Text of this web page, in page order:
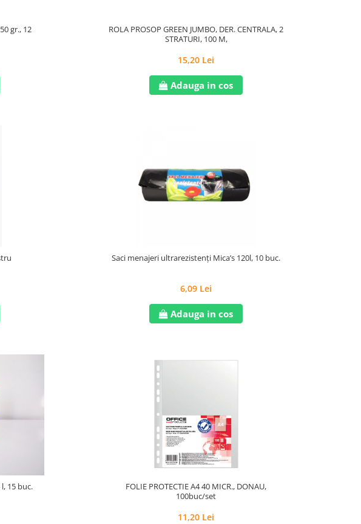
gr., 12
ROLA PROSOP GREEN JUMBO, DER. CENTRALA, 2
STRATURI, 100 M,
15,20 Lei
Adauga in cos
Saci menajeri ultrarezistenți Mica’s 120l, 10 buc.
6,09 Lei
Adauga in cos
15 buc.
FOLIE PROTECTIE A4 40 MICR., DONAU,
100buc/set
11,20 Lei